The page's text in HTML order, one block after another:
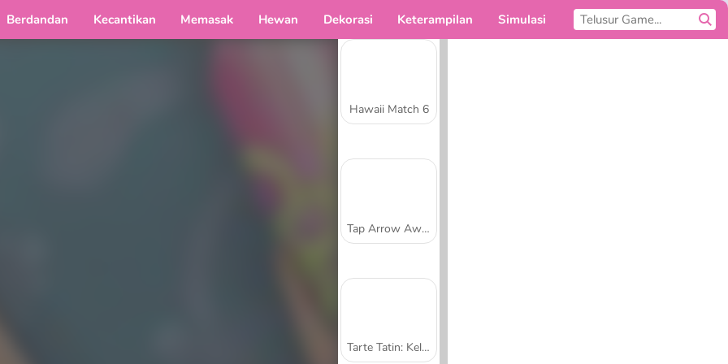
Berdandan Kecantikan Memasak Hewan Dekorasi Keterampilan Simulasi
Hawaii Match 6
Tap Arrow Away
Tarte Tatin: Kelas Memasak Sara